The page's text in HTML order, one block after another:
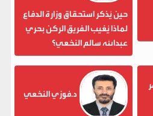
حين يُذكر استحقاق وزارة الدفاع
لماذا يُغيب الفريق الركن بحري
عبدالله سالم النخعي؟
د.فوزي النخعي